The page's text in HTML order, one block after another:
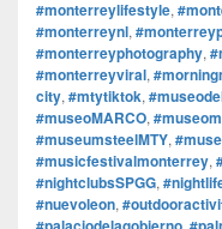
#monterreylifestyle,
#monterreynl,
#monterreyphotography,
#monterreyviral,
city, #mtytiktok,
#museoMARCO,
#museumsteelMTY,
#musicfestivalmonterrey,
#nightclubsSPGG,
#nuevoleon,
,